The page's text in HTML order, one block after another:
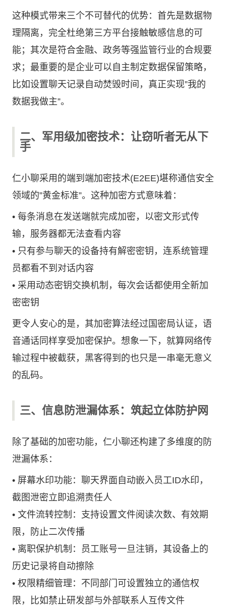
这种模式带来三个不可替代的优势：首先是数据物
理隔离，完全杜绝第三方平台接触敏感信息的可
能；其次是符合金融、政务等强监管行业的合规要
求；最重要的是企业可以自主制定数据保留策略，
比如设置聊天记录自动焚毁时间，真正实现”我的
数据我做主”。
二、军用级加密技术：让窃听者无从下
手
仁小聊采用的端到端加密技术(E2EE)堪称通信安全
领域的”黄金标准”。这种加密方式意味着：
• 每条消息在发送端就完成加密，以密文形式传
输，服务器都无法查看内容
• 只有参与聊天的设备持有解密密钥，连系统管理
员都看不到对话内容
• 采用动态密钥交换机制，每次会话都使用全新加
密密钥
更令人安心的是，其加密算法经过国密局认证，语
音通话同样享受加密保护。想象一下，就算网络传
输过程中被截获，黑客得到的也只是一串毫无意义
的乱码。
三、信息防泄漏体系：筑起立体防护网
除了基础的加密功能，仁小聊还构建了多维度的防
泄漏体系：
• 屏幕水印功能：聊天界面自动嵌入员工ID水印，
截图泄密立即追溯责任人
• 文件流转控制：支持设置文件阅读次数、有效期
限，防止二次传播
• 离职保护机制：员工账号一旦注销，其设备上的
历史记录将自动擦除
• 权限精细管理：不同部门可设置独立的通信权
限，比如禁止研发部与外部联系人互传文件